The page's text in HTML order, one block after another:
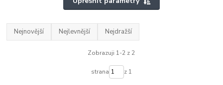
Nejnovější Nejlevnější Nejdražší
Zobrazuji 1-2 z 2
strana z 1